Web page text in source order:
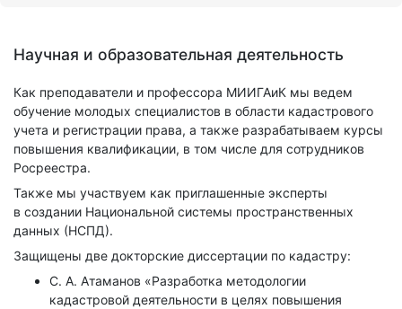
Научная и образовательная деятельность
Как преподаватели и профессора МИИГАиК мы ведем
обучение молодых специалистов в области кадастрового
учета и регистрации права, а также разрабатываем курсы
повышения квалификации, в том числе для сотрудников
Росреестра.
Также мы участвуем как приглашенные эксперты
в создании Национальной системы пространственных
данных (НСПД).
Защищены две докторские диссертации по кадастру:
С. А. Атаманов «Разработка методологии
кадастровой деятельности в целях повышения